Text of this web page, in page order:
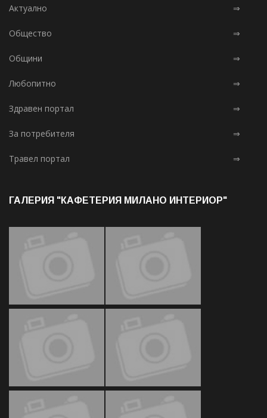
Актуално ⇒
Общество ⇒
Общини ⇒
Любопитно ⇒
Здравен портал ⇒
За потребителя ⇒
Травел портал ⇒
ГАЛЕРИЯ "КАФЕТЕРИЯ МИЛАНО ИНТЕРИОР"